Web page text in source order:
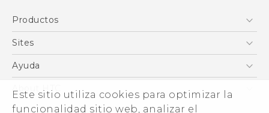
Este sitio utiliza cookies para optimizar la
funcionalidad sitio web, analizar el
seguridad
English - Safety and regulatory guide
Productos
Smartphones
VIVE
Accesorios
Sites
HTC Vive
Inicio
Ayuda
eCommerce Support
About HTC
ESG